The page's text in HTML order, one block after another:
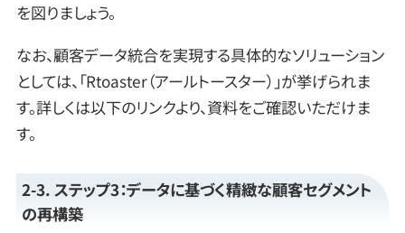
を図りましょう。
なお、顧客データ統合を実現する具体的なソリューション
としては、「Rtoaster（アールトースター）」が挙げられま
す。詳しくは以下のリンクより、資料をご確認いただけま
す。
2-3. ステップ3：データに基づく精緻な顧客セグメント
の再構築